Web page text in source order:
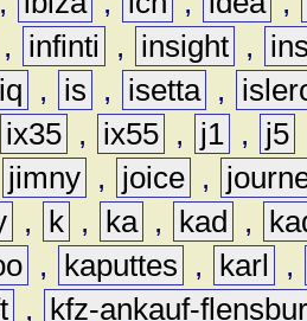
, infinti , insight ,
iq , is , isetta ,
ix35 , ix55 , j1 , j5
jimny , joice ,
, k , ka , kad ,
, kaputtes , karl
,
,
kfz-ankauf-